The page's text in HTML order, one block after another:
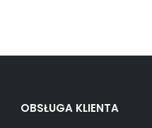
OBSŁUGA KLIENTA